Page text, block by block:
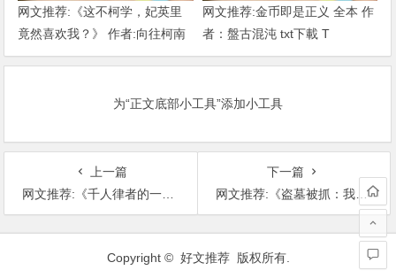
网文推荐:《这不柯学，妃英里
竟然喜欢我？》 作者:向往柯南
1-189章 TXT下载
网文推荐:金币即是正义 全本 作
者：盤古混沌 txt下載 T
为“正文底部小工具”添加小工具
上一篇
网文推荐:《千人律者的一己之见》 作者：暮霭沉沉（全本完结） T
下一篇
网文推荐:《盗墓被抓：我挖自家祖坟还犯法》 作者：天榜李哥（1-4233） TXT下载
文
Copyright © 好文推荐 版权所有.